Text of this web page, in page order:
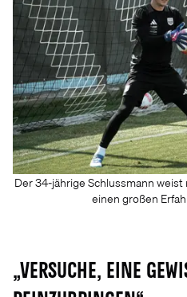
Der 34-jährige Schlussmann
einen großen
„Versuche, eine